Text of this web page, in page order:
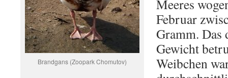
Brandgans (Zoopark Chomutov)
Meeres
Februar
Gramm. Das
Gewicht
Weibchen